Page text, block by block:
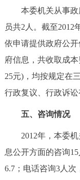
本委机关从事政
员共2人。截至2012
依申请提供政府公
府信息，共收取成
25元)，均按规定在
行政复议、行政诉讼
五、咨询情况
2012年，本委机
息公开方面的咨询
6.7；电话咨询3人次